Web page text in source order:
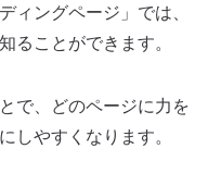
ィングページ」では、
ることができます。
で、どのページに力を
しやすくなります。